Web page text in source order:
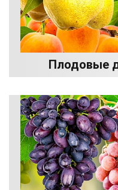
Плодовые